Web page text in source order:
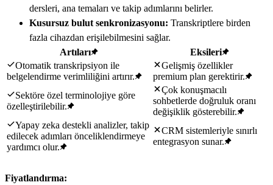
dersleri, ana temaları ve takip adımlarını belirler.
Kusursuz bulut senkronizasyonu: Transkriptlere birden
fazla cihazdan erişilebilmesini sağlar.
Artıları
Eksileri
Otomatik transkripsiyon ile
belgelendirme verimliliğini artırır.
Gelişmiş özellikler
premium plan gerektirir.
Sektöre özel terminolojiye göre
özelleştirilebilir.
Çok konuşmacılı
sohbetlerde doğruluk oranı
değişiklik gösterebilir.
Yapay zeka destekli analizler, takip
edilecek adımları önceliklendirmeye
yardımcı olur.
CRM sistemleriyle sınırlı
entegrasyon sunar.
Fiyatlandırma: